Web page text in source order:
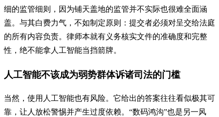
细的监管细则，因为铺天盖地的监管并不实际也很难全面涵
盖。与其白费力气，不如制定原则：提交者必须对呈交给法庭
的所有内容负责。律师本就有义务核实文件的准确度和完整
性，绝不能拿人工智能当挡箭牌。
人工智能不该成为弱势群体诉诸司法的门槛
当然，使用人工智能也有风险。它给出的答案往往看似极其可
靠，让人放松警惕并产生过度依赖。“数码鸿沟”也是另一风